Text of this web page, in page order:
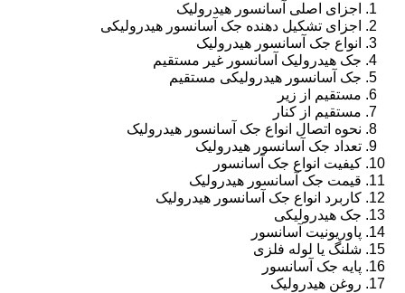
اجزای اصلی آسانسور هیدرولیک
اجزای تشکیل دهنده جک آسانسور هیدرولیکی
انواع جک آسانسور هیدرولیک
جک هیدرولیک آسانسور غیر مستقیم
جک آسانسور هیدرولیکی مستقیم
مستقیم از زیر
مستقیم از کنار
نحوه اتصال انواع جک آسانسور هیدرولیک
تعداد جک آسانسور هیدرولیک
کیفیت انواع جک آسانسور
قیمت جک آسانسور هیدرولیک
کاربرد انواع جک آسانسور هیدرولیک
جک هیدرولیکی
پاوریونیت آسانسور
شلنگ یا لوله فلزی
پایه جک آسانسور
روغن هیدرولیک